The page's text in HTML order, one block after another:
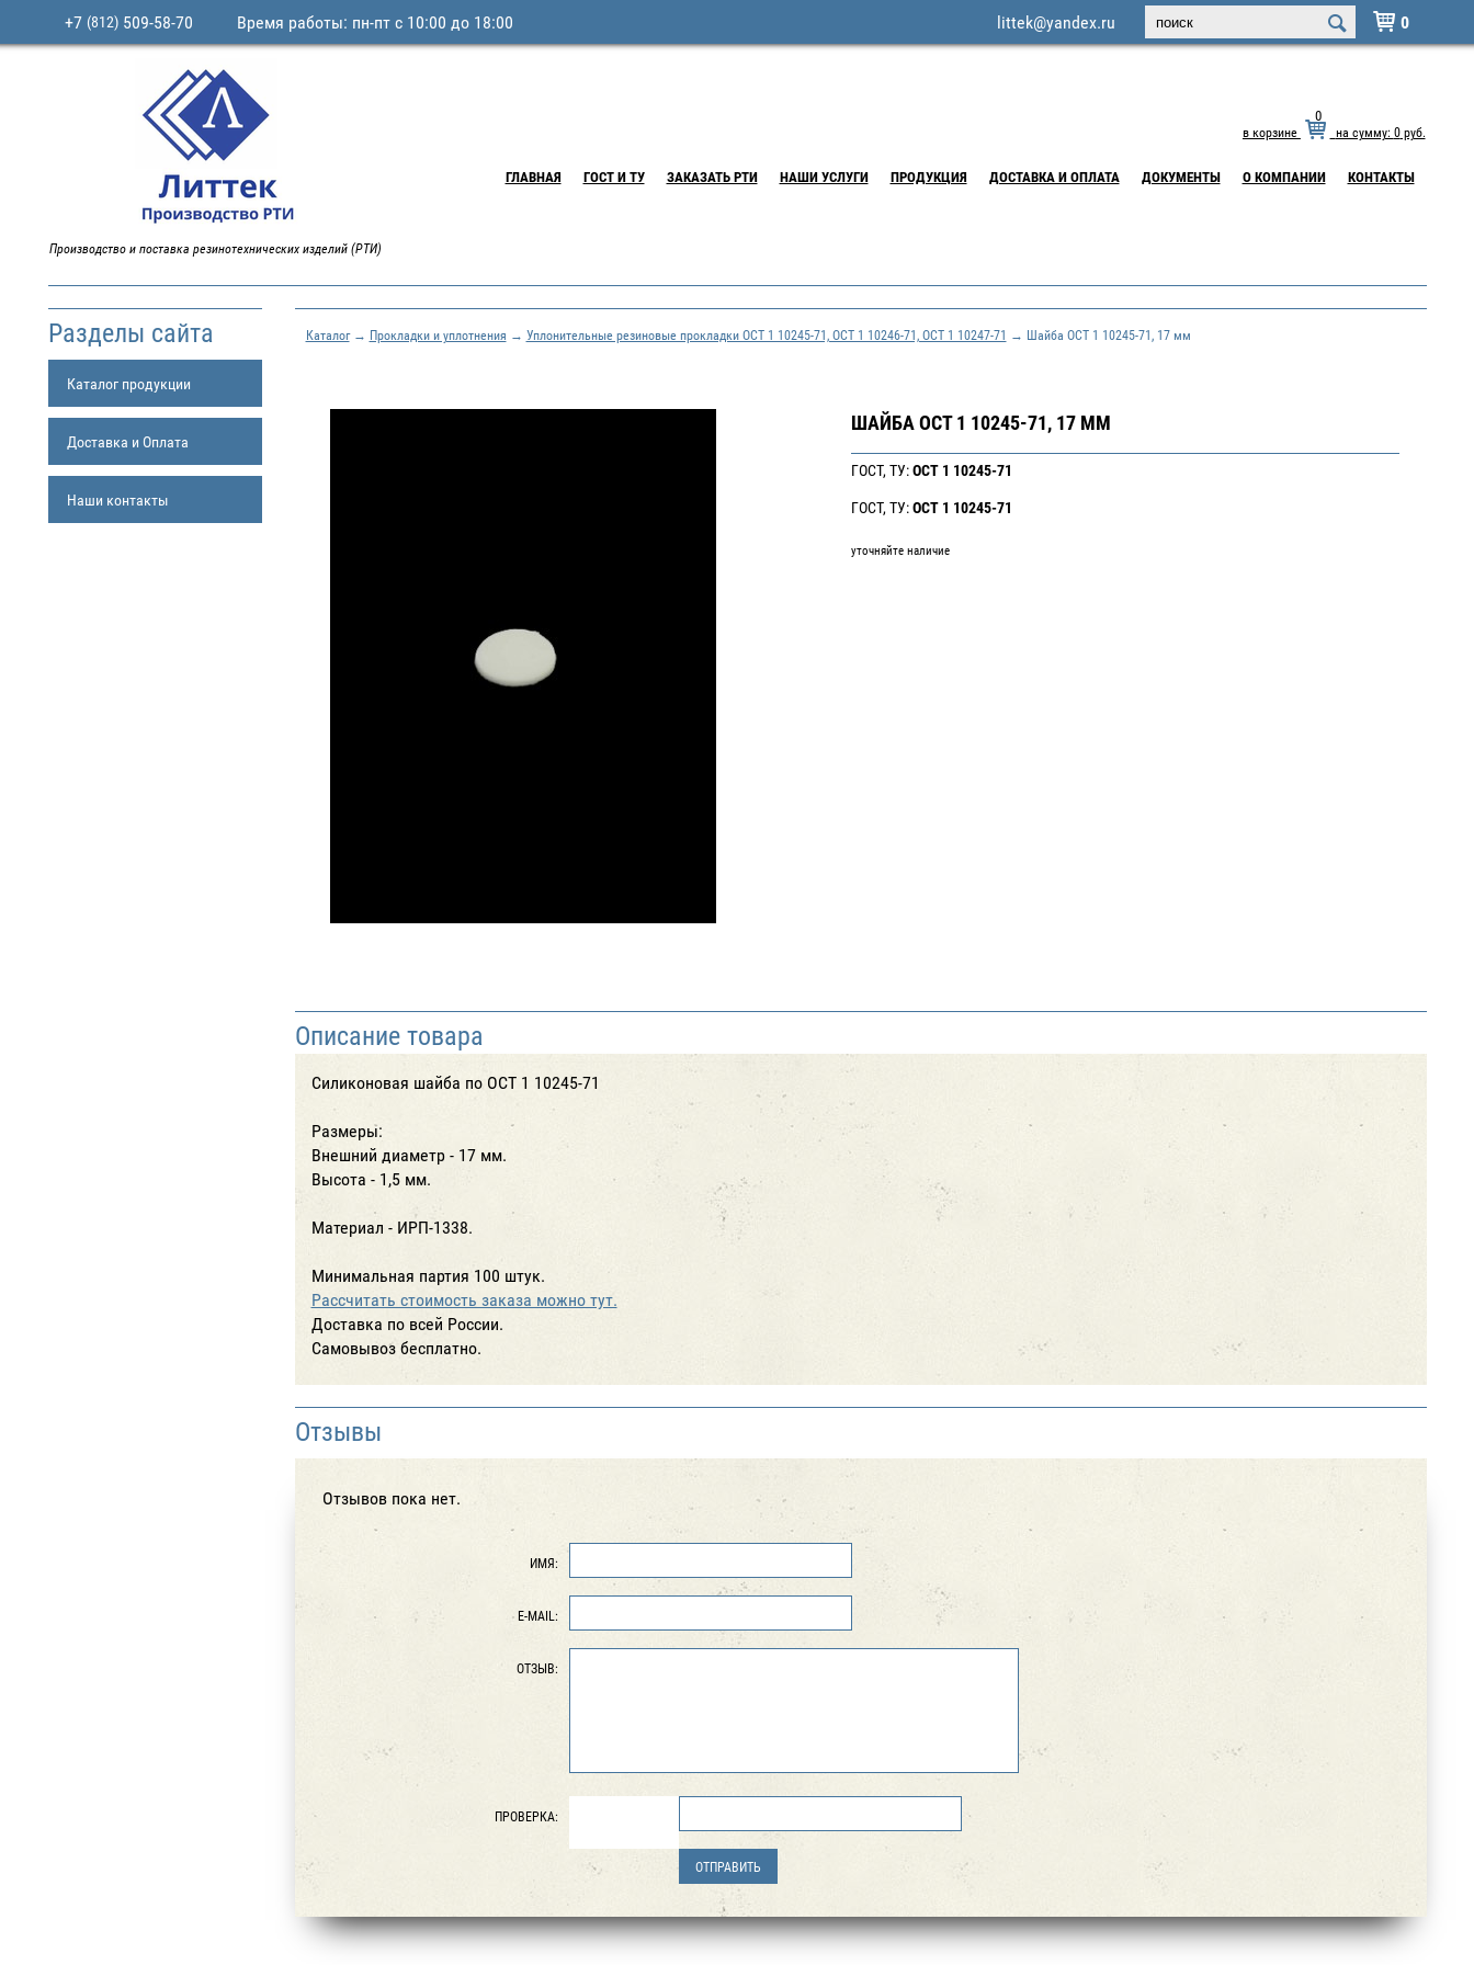
 0
+7 (812)509-58-70 Время работы: пн-пт с 10:00 до 18:00 littek@yandex.ru
Производство и поставка резинотехнических изделий (РТИ)
в корзине
0
на сумму: 0руб.
ГЛАВНАЯ ГОСТ И ТУ ЗАКАЗАТЬ РТИ НАШИ УСЛУГИ ПРОДУКЦИЯ ДОСТАВКА И ОПЛАТА ДОКУМЕНТЫ О КОМПАНИИ КОНТАКТЫ
Разделы сайта
Каталог продукции
Доставка и Оплата
Наши контакты
Каталог→ Прокладки и уплотнения → Уплонительные резиновые прокладки ОСТ 1 10245-71, ОСТ 1 10246-71, ОСТ 1 10247-71 → Шайба ОСТ 1 10245-71, 17 мм
ШАЙБА ОСТ 1 10245-71, 17 ММ
ГОСТ, ТУ:ОСТ 1 10245-71
ГОСТ, ТУ:ОСТ 1 10245-71
уточняйте наличие
Описание товара
Силиконовая шайба по ОСТ 1 10245-71
Размеры:
Внешний диаметр - 17 мм.
Высота - 1,5 мм.
Материал - ИРП-1338.
Минимальная партия 100 штук.
Рассчитать стоимость заказа можно тут.
Доставка по всей России.
Cамовывоз бесплатно.
Отзывы
Отзывов пока нет.
ИМЯ:
E-MAIL:
ОТЗЫВ:
ПРОВЕРКА: